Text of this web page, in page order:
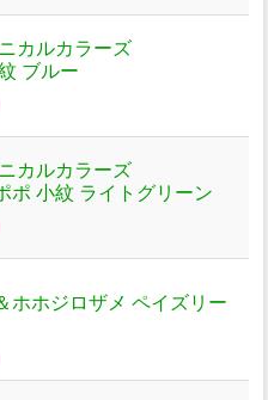
カルカラーズ
ブルー
カルカラーズ
ポ 小紋 ライトグリーン
ホホジロザメ ペイズリー